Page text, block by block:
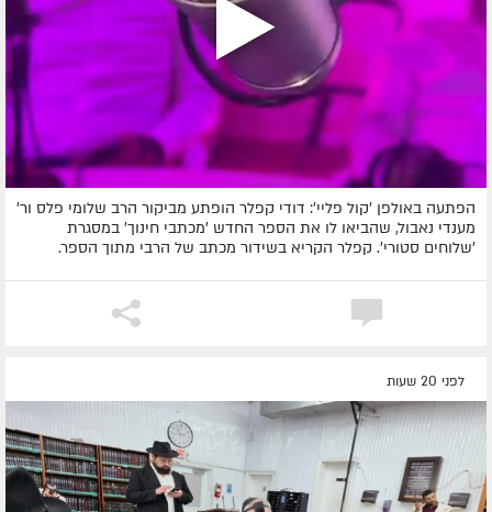
הפתעה באולפן 'קול פליי': דודי קפלר הופתע מביקור הרב שלומי פלס ור'
מענדי נאבול, שהביאו לו את הספר החדש 'מכתבי חינוך' במסגרת
'שלוחים סטורי'. קפלר הקריא בשידור מכתב של הרבי מתוך הספר.
לפני 20 שעות